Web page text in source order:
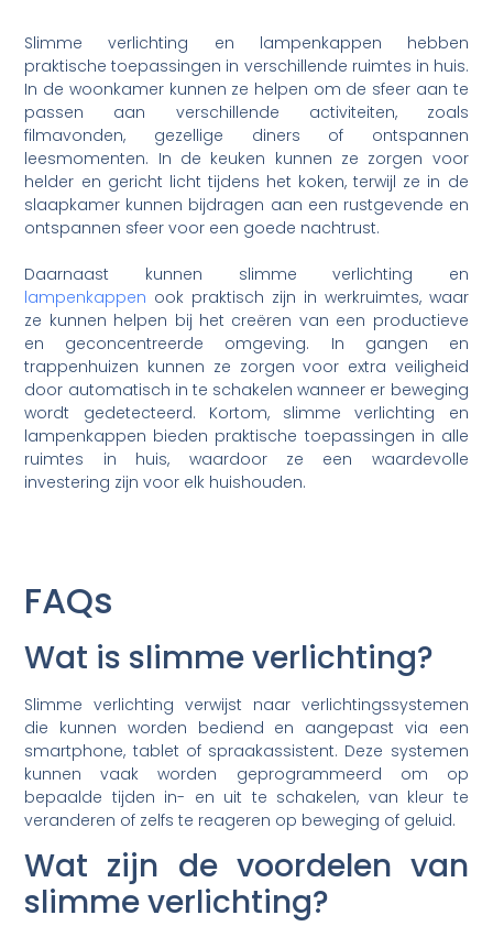
Slimme verlichting en lampenkappen hebben
praktische toepassingen in verschillende ruimtes in huis.
In de woonkamer kunnen ze helpen om de sfeer aan te
passen aan verschillende activiteiten, zoals
filmavonden, gezellige diners of ontspannen
leesmomenten. In de keuken kunnen ze zorgen voor
helder en gericht licht tijdens het koken, terwijl ze in de
slaapkamer kunnen bijdragen aan een rustgevende en
ontspannen sfeer voor een goede nachtrust.
Daarnaast kunnen slimme verlichting en
lampenkappen ook praktisch zijn in werkruimtes, waar
ze kunnen helpen bij het creëren van een productieve
en geconcentreerde omgeving. In gangen en
trappenhuizen kunnen ze zorgen voor extra veiligheid
door automatisch in te schakelen wanneer er beweging
wordt gedetecteerd. Kortom, slimme verlichting en
lampenkappen bieden praktische toepassingen in alle
ruimtes in huis, waardoor ze een waardevolle
investering zijn voor elk huishouden.
FAQs
Wat is slimme verlichting?
Slimme verlichting verwijst naar verlichtingssystemen
die kunnen worden bediend en aangepast via een
smartphone, tablet of spraakassistent. Deze systemen
kunnen vaak worden geprogrammeerd om op
bepaalde tijden in- en uit te schakelen, van kleur te
veranderen of zelfs te reageren op beweging of geluid.
Wat zijn de voordelen van
slimme verlichting?